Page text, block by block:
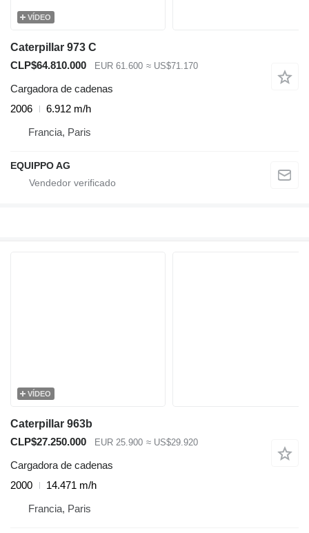
VÍDEO
Caterpillar 973 C
CLP$64.810.000
EUR 61.600 ≈ US$71.170
Cargadora de cadenas
2006
6.912 m/h
Francia, Paris
EQUIPPO AG
VÍDEO
Caterpillar 963b
CLP$27.250.000
EUR 25.900 ≈ US$29.920
Cargadora de cadenas
2000
14.471 m/h
Francia, Paris